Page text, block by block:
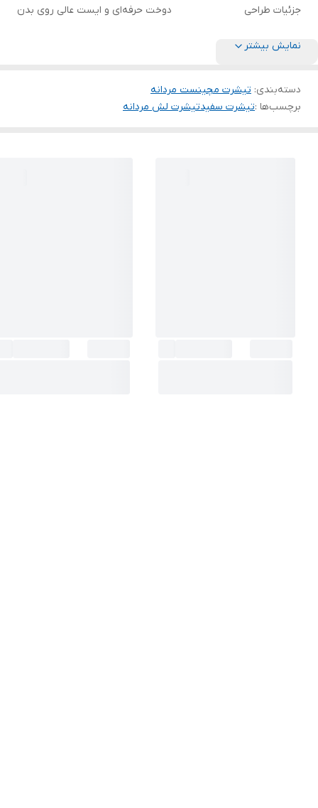
جزئیات طراحی دوخت حرفه‌ای و ایست عالی روی بدن
نمایش بیشتر
دسته‌بندی: تیشرت مچینست مردانه
برچسب‌ها :تیشرت سفیدتیشرت لش مردانه